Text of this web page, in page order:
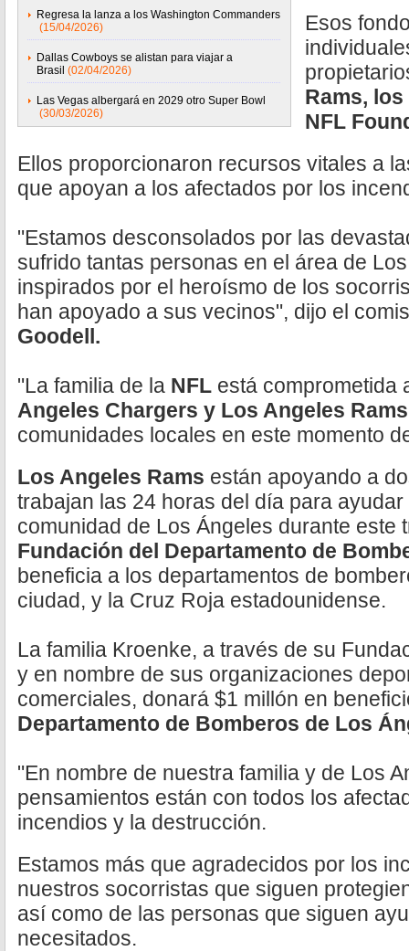
Regresa la lanza a los Washington Commanders
(15/04/2026)
Dallas Cowboys se alistan para viajar a
Brasil (02/04/2026)
Las Vegas albergará en 2029 otro Super Bowl
(30/03/2026)
Esos
Rams,
NFL
Ellos proporcionaron recursos vitales a
que apoyan a los afectados por los
"Estamos desconsolados por las
sufrido tantas personas en el área de
inspirados por el heroísmo de los
han apoyado a sus vecinos", dijo el
Goodell.
"La familia de la NFL está comprometida
Angeles Chargers y Los Angeles
comunidades locales en este momento
Los Angeles Rams están apoyando a
trabajan las 24 horas del día para
comunidad de Los Ángeles durante este
Fundación del Departamento de
beneficia a los departamentos de
ciudad, y la Cruz Roja estadounidense.
La familia Kroenke, a través de su
y en nombre de sus organizaciones
comerciales, donará $1 millón en
Departamento de Bomberos de Los
"En nombre de nuestra familia y de Los
pensamientos están con todos los
incendios y la destrucción.
Estamos más que agradecidos por los
nuestros socorristas que siguen
así como de las personas que siguen
necesitados.